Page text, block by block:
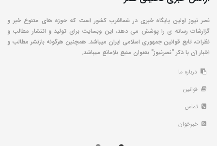
نصر نیوز اولین پایگاه خبری در شمالغرب کشور است که حوزه های متنوع خبر و
گزارشات رسانه ی را پوشش می دهد، این وبسایت برای تولید و انتشار مطالب و
نظرات، تابع قوانین جمهوری اسلامی ایران میباشد. همچنین هرگونه بازنشر مطالب و
اخبار آن با ذکر "نصرنیوز" بعنوان منبع بلامانع میباشد.
درباره ما
قوانین
تماس
خبرخوان